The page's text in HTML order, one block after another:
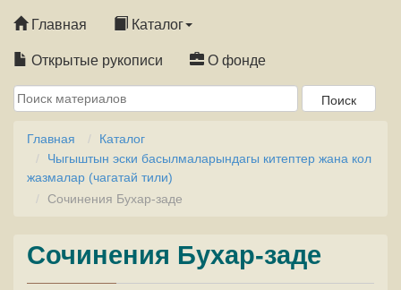
Главная Каталог
Открытые рукописи О фонде
Главная
Каталог
Чыгыштын эски басылмаларындагы китептер жана кол
жазмалар (чагатай тили)
Сочинения Бухар-заде
Сочинения Бухар-заде